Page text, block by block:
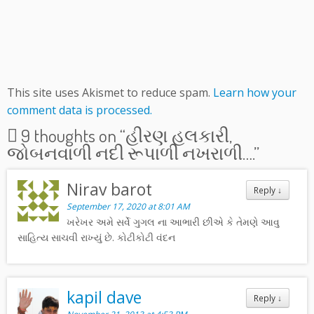
This site uses Akismet to reduce spam. Learn how your
comment data is processed.
9 thoughts on “હીરણ હલકારી,
જોબનવાળી નદી રૂપાળી નખરાળી….”
Reply ↓
Nirav barot
September 17, 2020 at 8:01 AM
ખરેખર અમે સર્વે ગુગલ ના આભારી છીએ કે તેમણે આવુ
સાહિત્ય સાચવી રાખ્યું છે. કોટીકોટી વંદન
Reply ↓
kapil dave